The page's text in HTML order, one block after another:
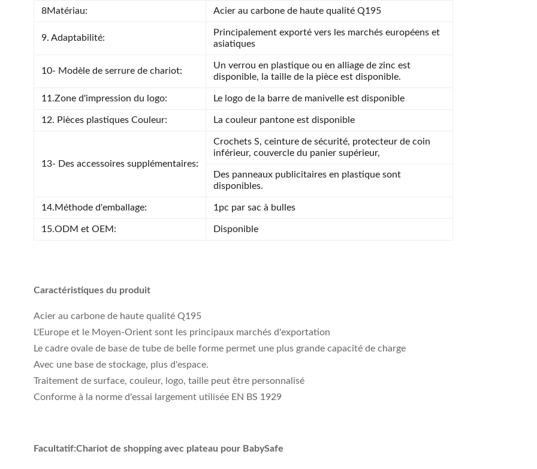
8Matériau: Acier au carbone de haute qualité Q195
9. Adaptabilité:
Principalement exporté vers les marchés européens et
asiatiques
10- Modèle de serrure de chariot:
Un verrou en plastique ou en alliage de zinc est
disponible, la taille de la pièce est disponible.
11.Zone d'impression du logo: Le logo de la barre de manivelle est disponible
12. Pièces plastiques Couleur: La couleur pantone est disponible
13- Des accessoires supplémentaires:
Crochets S, ceinture de sécurité, protecteur de coin
inférieur, couvercle du panier supérieur,
Des panneaux publicitaires en plastique sont
disponibles.
14.Méthode d'emballage: 1pc par sac à bulles
15.ODM et OEM: Disponible
Caractéristiques du produit
Acier au carbone de haute qualité Q195
L'Europe et le Moyen-Orient sont les principaux marchés d'exportation
Le cadre ovale de base de tube de belle forme permet une plus grande capacité de charge
Avec une base de stockage, plus d'espace.
Traitement de surface, couleur, logo, taille peut être personnalisé
Conforme à la norme d'essai largement utilisée EN BS 1929
Facultatif:Chariot de shopping avec plateau pour BabySafe